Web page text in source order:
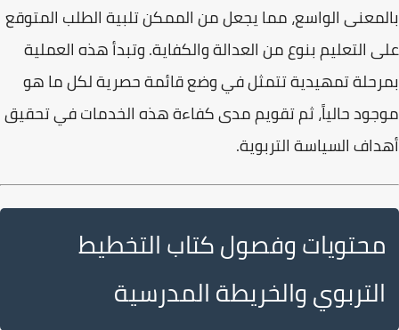
بالمعنى الواسع، مما يجعل من الممكن تلبية الطلب المتوقع
على التعليم بنوع من العدالة والكفاية. وتبدأ هذه العملية
بمرحلة تمهيدية تتمثل في وضعقائمة حصريةلكل ما هو
موجود حالياً، ثم تقويم مدى كفاءة هذه الخدمات في تحقيق
أهداف السياسة التربوية.
محتويات وفصول كتاب التخطيط
التربوي والخريطة المدرسية